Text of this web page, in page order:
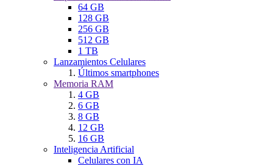
64 GB
128 GB
256 GB
512 GB
1 TB
Lanzamientos Celulares
Últimos smartphones
Memoria RAM
4 GB
6 GB
8 GB
12 GB
16 GB
Inteligencia Artificial
Celulares con IA